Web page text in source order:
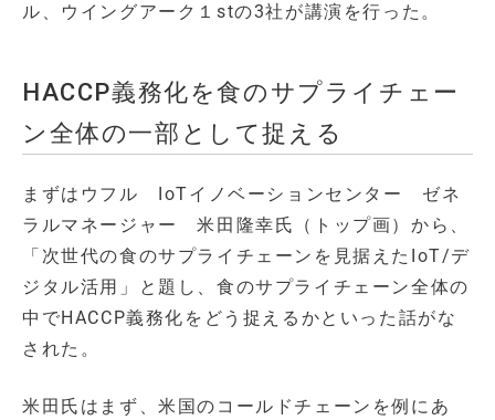
ル、ウイングアーク１stの3社が講演を行った。
HACCP義務化を食のサプライチェー
ン全体の一部として捉える
まずはウフル IoTイノベーションセンター ゼネ
ラルマネージャー 米田隆幸氏（トップ画）から、
「次世代の食のサプライチェーンを見据えたIoT/デ
ジタル活用」と題し、食のサプライチェーン全体の
中でHACCP義務化をどう捉えるかといった話がな
された。
米田氏はまず、米国のコールドチェーンを例にあ